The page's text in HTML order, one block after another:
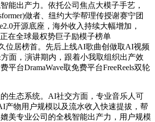
能出产力。依托公司焦点大模子手艺，
做者、纽约大学帮理传授谢赛宁团
开源底座，海外收入持续大幅增加，
在全球最权势巨子励模子榜单
位居榜首。先后上线AI歌曲创做取AI视频
面，演讲期内，跟着小我取组织出产效
平台DramaWave取免费平台FreeReels双轮
态系统。AI社交方面，专业音乐人可
产物用户规模以及流水收入快速提拔，帮
美专业公司的全栈智能出产力，用户规模